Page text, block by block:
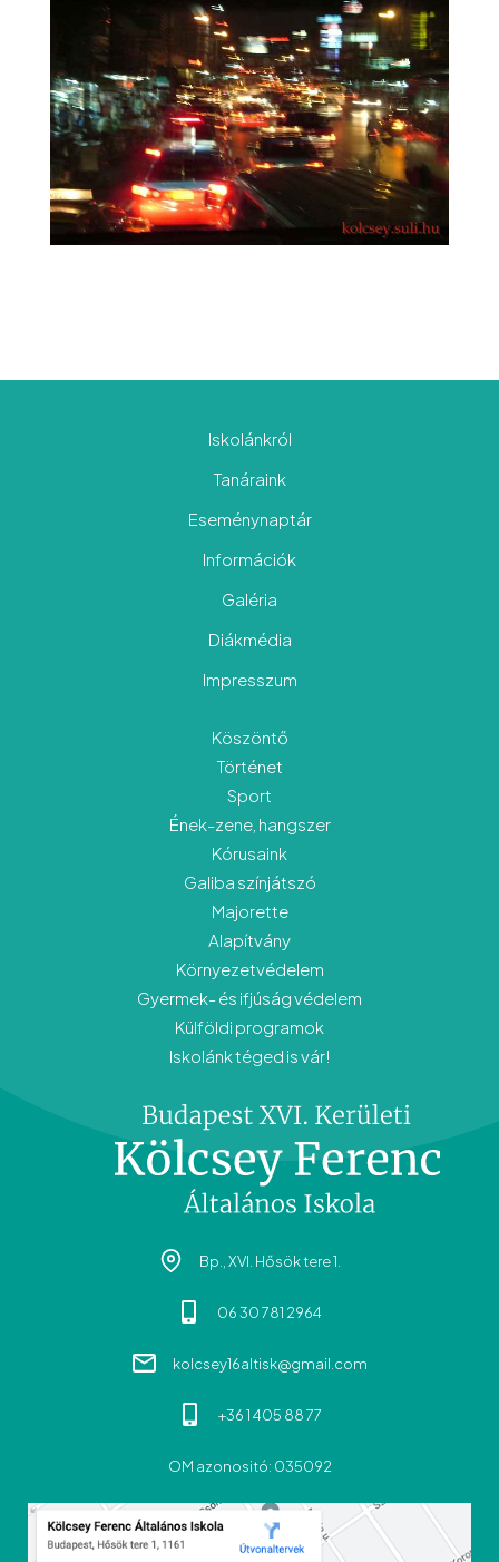
Iskolánkról
Tanáraink
Eseménynaptár
Információk
Galéria
Diákmédia
Impresszum
Köszöntő
Történet
Sport
Ének-zene, hangszer
Kórusaink
Galiba színjátszó
Majorette
Alapítvány
Környezetvédelem
Gyermek- és ifjúság védelem
Külföldi programok
Iskolánk téged is vár!
Bp., XVI. Hősök tere 1.
06 30 781 2964
kolcsey16altisk@gmail.com
+36 1 405 88 77
OM azonositó: 035092